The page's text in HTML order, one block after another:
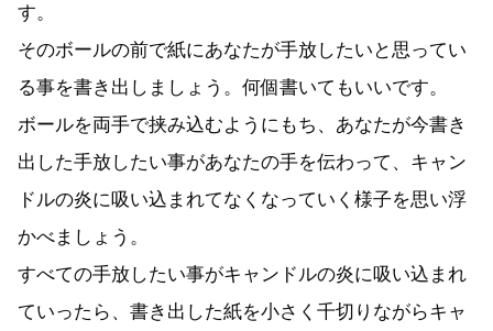
す。
そのボールの前で紙にあなたが手放したいと思ってい
る事を書き出しましょう。何個書いてもいいです。
ボールを両手で挟み込むようにもち、あなたが今書き
出した手放したい事があなたの手を伝わって、キャン
ドルの炎に吸い込まれてなくなっていく様子を思い浮
かべましょう。
すべての手放したい事がキャンドルの炎に吸い込まれ
ていったら、書き出した紙を小さく千切りながらキャ